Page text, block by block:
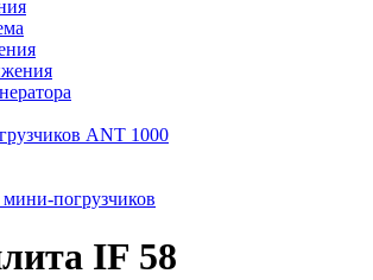
ANT 1000
погрузчиков
IF 58